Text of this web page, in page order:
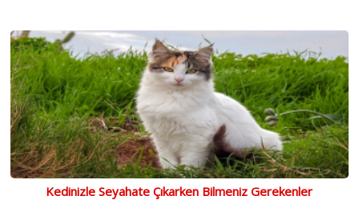
Kedinizle Seyahate Çıkarken Bilmeniz Gerekenler